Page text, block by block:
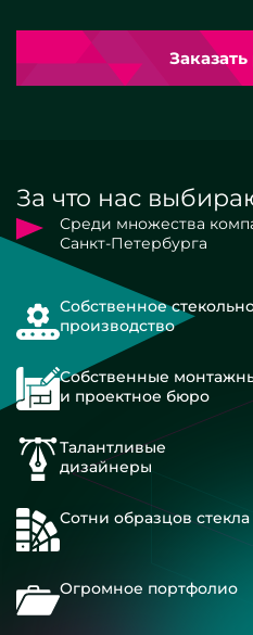
За что нас
Среди множества
Санкт-Петербурга
Собственное
производство
Собственные
и проектное бюро
Талантливые
дизайнеры
Сотни образцов
Огромное портфолио